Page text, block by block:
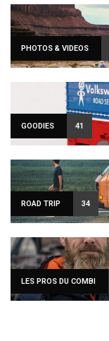
PHOTOS & VIDEOS
GOODIES 41
ROAD TRIP 34
LES PROS DU COMBI